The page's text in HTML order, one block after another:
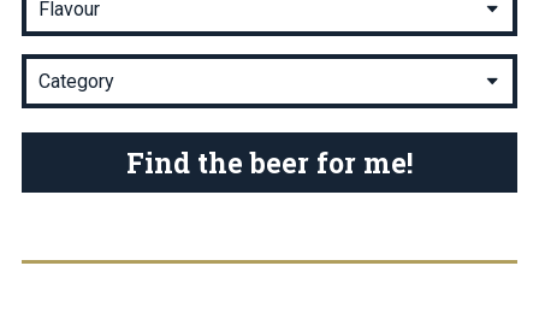
Find the beer for me!